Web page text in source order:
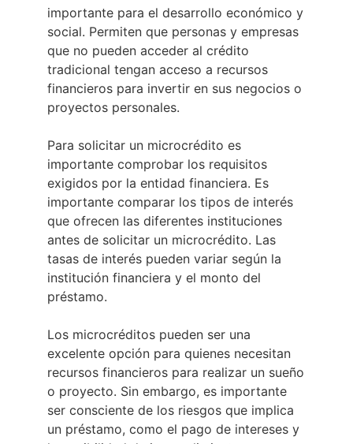
importante para el desarrollo económico y
social. Permiten que personas y empresas
que no pueden acceder al crédito
tradicional tengan acceso a recursos
financieros para invertir en sus negocios o
proyectos personales.
Para solicitar un microcrédito es
importante comprobar los requisitos
exigidos por la entidad financiera. Es
importante comparar los tipos de interés
que ofrecen las diferentes instituciones
antes de solicitar un microcrédito. Las
tasas de interés pueden variar según la
institución financiera y el monto del
préstamo.
Los microcréditos pueden ser una
excelente opción para quienes necesitan
recursos financieros para realizar un sueño
o proyecto. Sin embargo, es importante
ser consciente de los riesgos que implica
un préstamo, como el pago de intereses y